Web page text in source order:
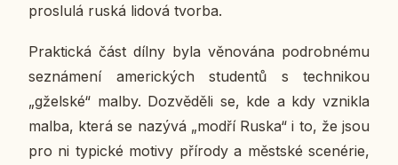
pro­slu­lá ruská lidová tvorba.
Prak­tic­ká část dílny byla vě­no­vá­na po­drob­né­mu
se­zná­me­ní ame­ric­kých stu­den­tů s tech­ni­kou
„gžel­ské“ malby. Do­zvě­dě­li se, kde a kdy vznik­la
malba, která se nazývá „modří Ruska“ i to, že jsou
pro ni ty­pic­ké motivy pří­ro­dy a měst­ské sce­né­rie,